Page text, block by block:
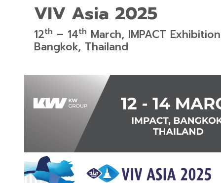
VIV Asia 2025
12th – 14th March, IMPACT
Bangkok, Thailand